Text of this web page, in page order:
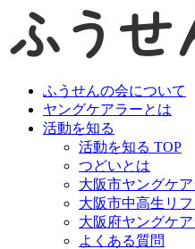
ふうせんの会について
ヤングケアラーとは
活動を知る
活動を知る TOP
つどいとは
大阪市ヤングケ
大阪市中高生リ
大阪府ヤングケ
よくある質問